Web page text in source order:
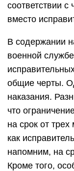
соответствии с
вместо
В содержании
военной
общие черты.
наказания.
что
на срок от
как
напомним, на
Кроме того,